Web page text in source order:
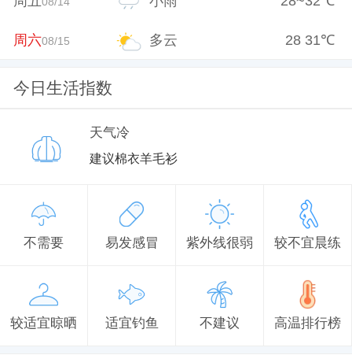
周六08/15 多云 28 31℃
今日生活指数
天气冷
建议棉衣羊毛衫
不需要 易发感冒 紫外线很弱 较不宜晨练
较适宜晾晒 适宜钓鱼 不建议 高温排行榜